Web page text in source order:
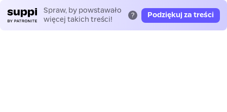
Spraw, by powstawało
więcej takich treści!
? Podziękuj za treści